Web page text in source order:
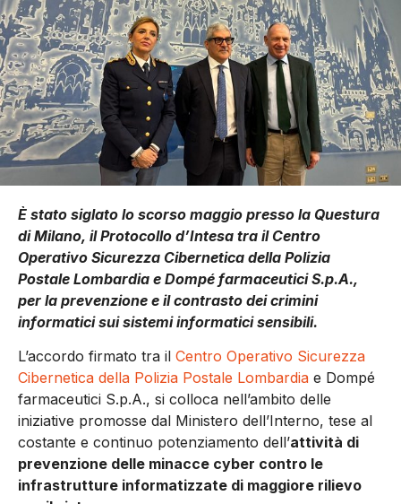
È stato siglato lo scorso maggio presso la Questura
di Milano, il Protocollo d’Intesa tra il Centro
Operativo Sicurezza Cibernetica della Polizia
Postale Lombardia e Dompé farmaceutici S.p.A.,
per la prevenzione e il contrasto dei crimini
informatici sui sistemi informatici sensibili.
L’accordo firmato tra il Centro Operativo Sicurezza
Cibernetica della Polizia Postale Lombardia e Dompé
farmaceutici S.p.A., si colloca nell’ambito delle
iniziative promosse dal Ministero dell’Interno, tese al
costante e continuo potenziamento dell’attività di
prevenzione delle minacce cyber contro le
infrastrutture informatizzate di maggiore rilievo